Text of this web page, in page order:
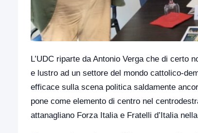
L’UDC riparte da Antonio Verga che di certo
e lustro ad un settore del mondo cattolico-
efficace sulla scena politica saldamente
pone come elemento di centro nel
attanagliano Forza Italia e Fratelli d’Italia